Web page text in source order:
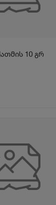
ბულიონი "დოშირაკ" ქათმის 10 გრ